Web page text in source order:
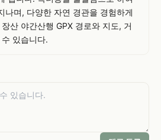
나며, 다양한 자연 경관을 경험하게
산 야간산행 GPX 경로와 지도, 거
있습니다.